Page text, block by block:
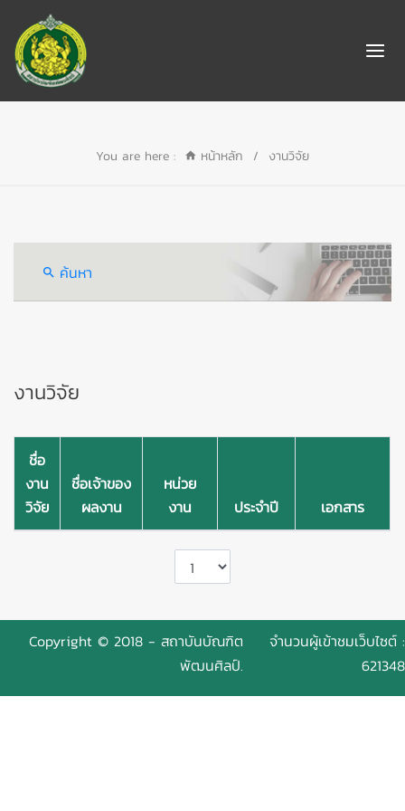
You are here : หน้าหลัก / งานวิจัย
ค้นหา
งานวิจัย
ชื่อ
งาน
วิจัย
ชื่อเจ้าของ
ผลงาน
หน่วย
งาน
ประจำปี เอกสาร
Copyright © 2018 - สถาบันบัณฑิต
พัฒนศิลป์.
จำนวนผู้เข้าชมเว็บไซต์ :
621348